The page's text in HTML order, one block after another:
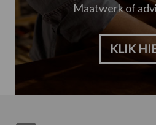
Maatwerk of
KLIK